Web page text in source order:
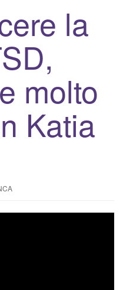
la
molto
Katia